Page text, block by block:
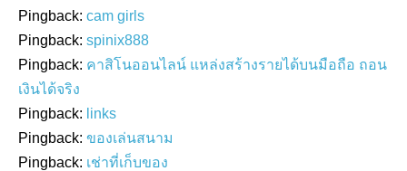
Pingback: cam girls
Pingback: spinix888
Pingback: คาสิโนออนไลน์ แหล่งสร้างรายได้บนมือถือ ถอน
เงินได้จริง
Pingback: links
Pingback: ของเล่นสนาม
Pingback: เช่าที่เก็บของ